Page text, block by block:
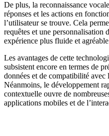
De plus, la reconnaissance
réponses et les actions en
l’utilisateur se trouve. Cela
requêtes et une personnalisation
expérience plus fluide et
Les avantages de cette
subsistent encore en termes de
données et de compatibilité avec
Néanmoins, le développement
contextuelle ouvre de
applications mobiles et de